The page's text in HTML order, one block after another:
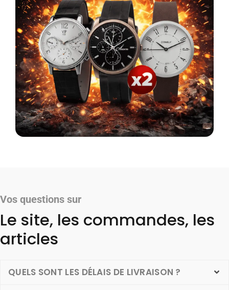
Vos questions sur
Le site, les commandes, les
articles
QUELS SONT LES DÉLAIS DE LIVRAISON ?